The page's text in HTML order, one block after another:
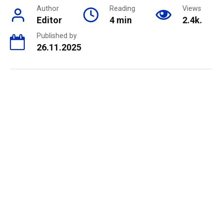
Author
Editor
Reading
4 min
Views
2.4k.
Published by
26.11.2025